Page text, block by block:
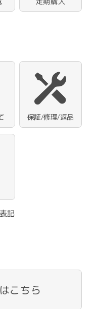
保証/修理/返品
記
こちら